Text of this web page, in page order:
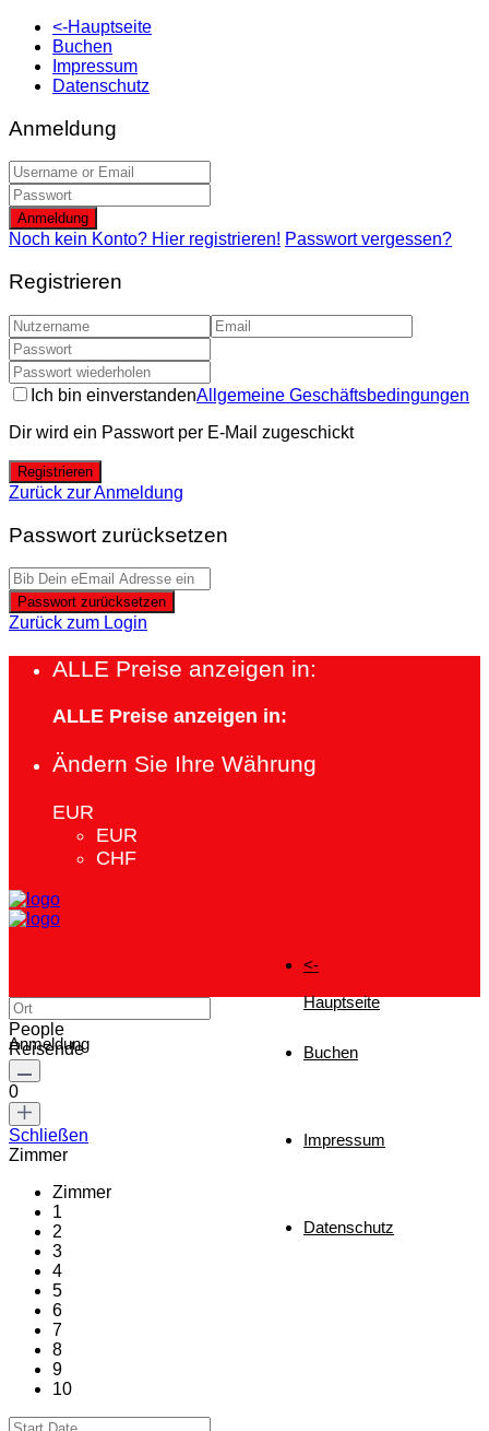
<-Hauptseite
Buchen
Impressum
Datenschutz
Anmeldung
Anmeldung
Noch kein Konto? Hier registrieren! Passwort vergessen?
Registrieren
Ich bin einverstandenAllgemeine Geschäftsbedingungen
Dir wird ein Passwort per E-Mail zugeschickt
Registrieren
Zurück zur Anmeldung
Passwort zurücksetzen
Passwort zurücksetzen
Zurück zum Login
ALLE Preise anzeigen in:
ALLE Preise anzeigen in:
Ändern Sie Ihre Währung
EUR
EUR
CHF
<-
Hauptseite
Buchen
Impressum
Datenschutz
Anmeldung
People
Reisende
0
Schließen
Zimmer
Zimmer
1
2
3
4
5
6
7
8
9
10